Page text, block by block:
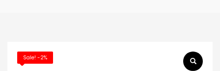
Sale! -2%